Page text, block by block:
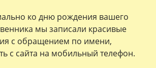
ко дню рождения вашего
мы записали красивые
с обращением по имени,
с сайта на мобильный телефон.